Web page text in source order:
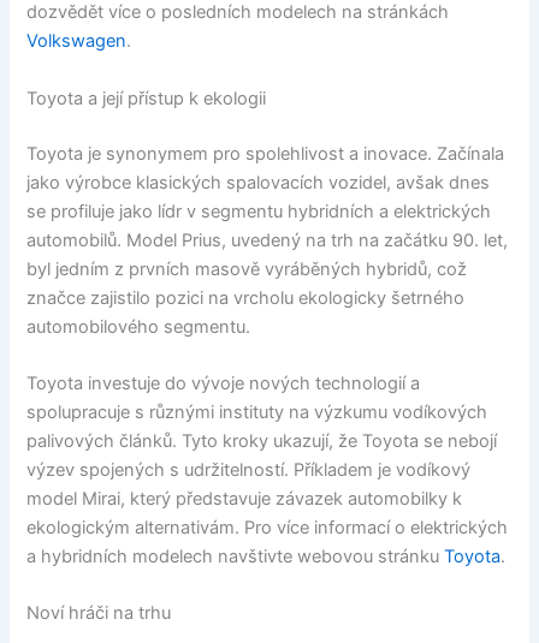
dozvědět více o posledních modelech na stránkách
Volkswagen.
Toyota a její přístup k ekologii
Toyota je synonymem pro spolehlivost a inovace. Začínala
jako výrobce klasických spalovacích vozidel, avšak dnes
se profiluje jako lídr v segmentu hybridních a elektrických
automobilů. Model Prius, uvedený na trh na začátku 90. let,
byl jedním z prvních masově vyráběných hybridů, což
značce zajistilo pozici na vrcholu ekologicky šetrného
automobilového segmentu.
Toyota investuje do vývoje nových technologií a
spolupracuje s různými instituty na výzkumu vodíkových
palivových článků. Tyto kroky ukazují, že Toyota se nebojí
výzev spojených s udržitelností. Příkladem je vodíkový
model Mirai, který představuje závazek automobilky k
ekologickým alternativám. Pro více informací o elektrických
a hybridních modelech navštivte webovou stránkuToyota.
Noví hráči na trhu